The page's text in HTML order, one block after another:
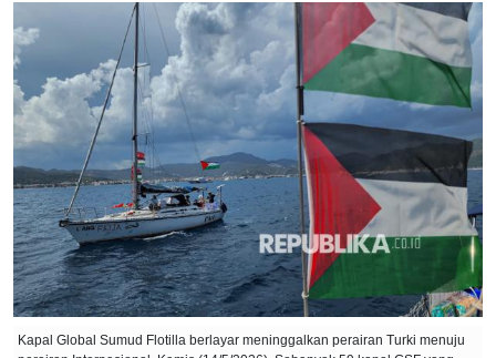
Kapal Global Sumud Flotilla berlayar meninggalkan perairan Turki menuju